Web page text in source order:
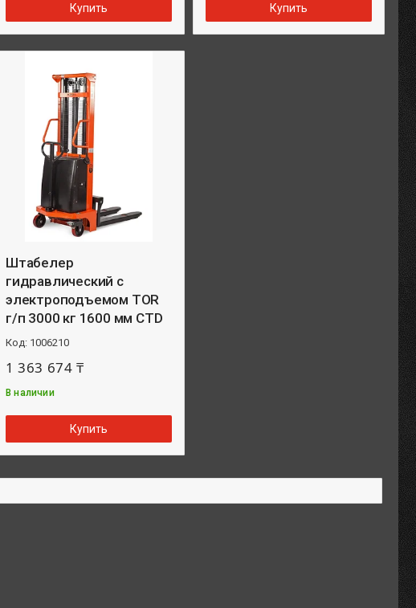
Купить Купить
Штабелер
гидравлический с
электроподъемом TOR
г/п 3000 кг 1600 мм CTD
1006210
1 363 674 ₸
В наличии
Купить